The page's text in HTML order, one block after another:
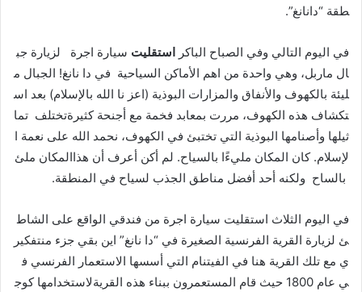
طقة “دانانغ”.
في اليوم التالي وفي الصباح الباكر استقليت سيارة اجرة لزيارة جب
ال ماربل، وهي واحدة من اهم الأماكن السياحية في دا نانغ! الجبال م
ليئة بالكهوف والأنفاق والمزارات البوذية (اعز نا الله بالإسلام) بعد اس
تكشاف هذه الكهوف، مررت بمعابد فخمة مع أجنحة كثيرةتختلف تما
ثيلها وأصنامها البوذية التي تختبئ في الكهوف، نحمد الله على نعمة ا
لإسلام. كان المكان مليءًا بالسياح. لم أكن أعرف أن هذاالمكان ملئ
بالساح ولكنه أحد أفضل مناطق الجذب لسياح في المنطقة.
في اليوم الثلاث استقليت سيارة اجرة من فندقي الواقع على الشاط
ئ لزيارة القرية الفرنسية الصغيرة في “دا نانغ” اين بقي جزء منتفكير
ي مع تلك القرية هنا في الفيتنام التي أسسها الاستعمار الفرنسي ف
ي عام 1800 حيث قام المستعمرون ببناء هذه القريةلاستخدامها كوج